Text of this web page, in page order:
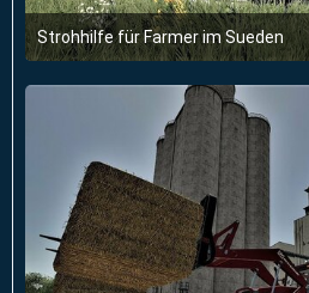
Strohhilfe für Farmer im Sueden
31. Januar 2023 um
3